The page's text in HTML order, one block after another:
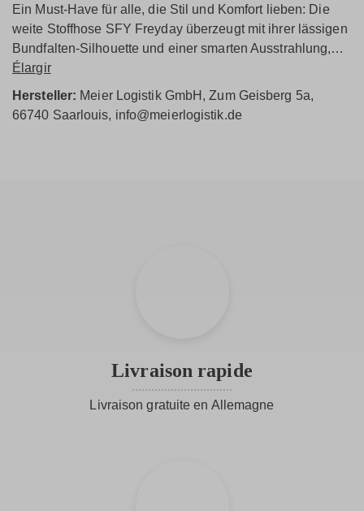
Ein Must-Have für alle, die Stil und Komfort lieben: Die
weite Stoffhose SFY Freyday überzeugt mit ihrer lässigen
Bundfalten-Silhouette und einer smarten Ausstrahlung,
die sich mühelos in Deinen Alltag integrieren lässt.
Der bequeme Schnitt mit fließendem Fall schmeichelt der
Figur, während die Bundfalten und Flügeltaschen für ein
stilvolles Upgrade sorgen. Das Design ist clean, modern
perfekten Sitz empfehlen wir, eine Nummer kleiner zu
Élargir
Hersteller: Meier Logistik GmbH, Zum Geisberg 5a,
66740 Saarlouis, info@meierlogistik.de
Livraison rapide
Livraison gratuite en Allemagne